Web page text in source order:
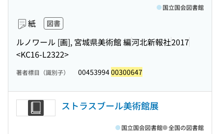
紙 図書
ルノワール [画], 宮城県美術館 編河北新報社2017
<KC16-L2322>
国立国会図書館
著者標目（識別子） 0045399400300647
ストラスブール美術館展
国立国会図書館 全国の図書館